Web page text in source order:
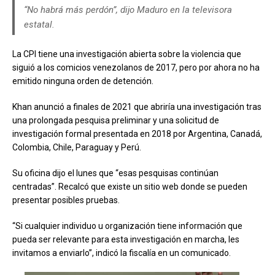
“No habrá más perdón”, dijo Maduro en la televisora
estatal.
La CPI tiene una investigación abierta sobre la violencia que
siguió a los comicios venezolanos de 2017, pero por ahora no ha
emitido ninguna orden de detención.
Khan anunció a finales de 2021 que abriría una investigación tras
una prolongada pesquisa preliminar y una solicitud de
investigación formal presentada en 2018 por Argentina, Canadá,
Colombia, Chile, Paraguay y Perú.
Su oficina dijo el lunes que “esas pesquisas continúan
centradas”. Recalcó que existe un sitio web donde se pueden
presentar posibles pruebas.
“Si cualquier individuo u organización tiene información que
pueda ser relevante para esta investigación en marcha, les
invitamos a enviarlo”, indicó la fiscalía en un comunicado.